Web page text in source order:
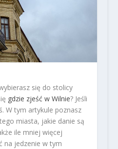
się do stolicy
gdzie zjeść w Wilnie? Jeśli
W tym artykule poznasz
miasta, jakie danie są
ile mniej więcej
na jedzenie w tym